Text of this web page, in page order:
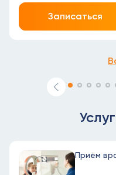
Записаться
Приём